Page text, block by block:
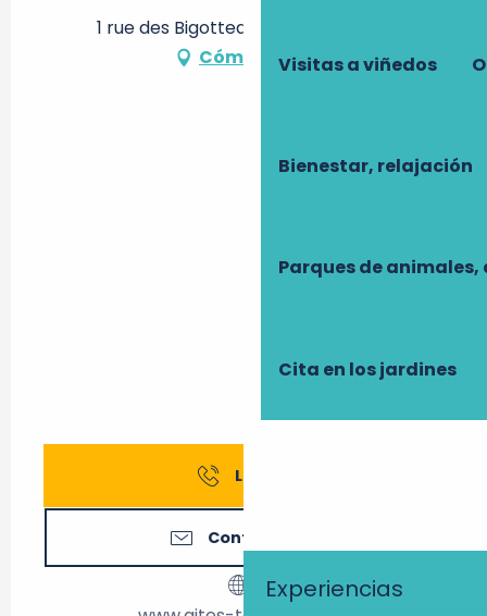
Visitas a viñedos
Bienestar, relajación
Parques de
Cita en los jardines
Experiencias
1 rue des Bigotteaux, 37600 Loches
Cómo llegar
Llamar
Contáctenos